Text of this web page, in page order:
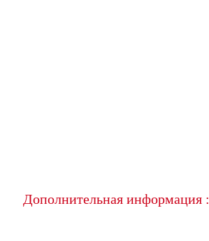
Дополнительная информация :